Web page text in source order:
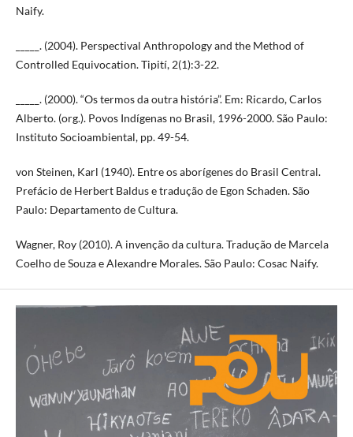
Naify.
_____. (2004). Perspectival Anthropology and the Method of
Controlled Equivocation. Tipití, 2(1):3-22.
_____. (2000). “Os termos da outra história”. Em: Ricardo, Carlos
Alberto. (org.). Povos Indígenas no Brasil, 1996-2000. São Paulo:
Instituto Socioambiental, pp. 49-54.
von Steinen, Karl (1940). Entre os aborígenes do Brasil Central.
Prefácio de Herbert Baldus e tradução de Egon Schaden. São
Paulo: Departamento de Cultura.
Wagner, Roy (2010). A invenção da cultura. Tradução de Marcela
Coelho de Souza e Alexandre Morales. São Paulo: Cosac Naify.